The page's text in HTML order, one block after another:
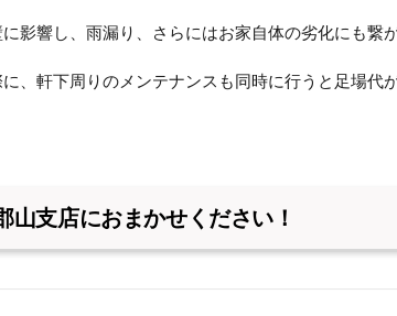
影響し、雨漏り、さらにはお家自体の劣化にも繋
、軒下周りのメンテナンスも同時に行うと足場代
支店におまかせください！